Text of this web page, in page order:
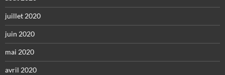
juillet 2020
juin 2020
mai 2020
avril 2020